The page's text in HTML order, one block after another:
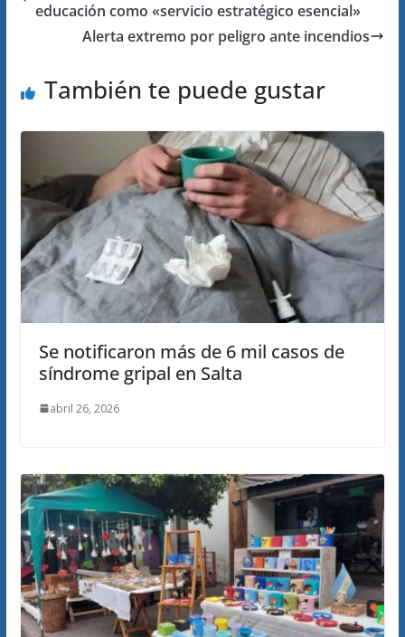
educación como «servicio estratégico esencial»
Alerta extremo por peligro ante incendios
También te puede gustar
Se notificaron más de 6 mil casos de
síndrome gripal en Salta
abril 26, 2026